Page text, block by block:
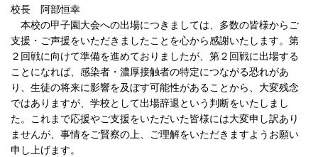
校長 阿部恒幸
本校の甲子園大会への出場につきましては、多数の皆様からご
支援・ご声援をいただきましたことを心から感謝いたします。第
２回戦に向けて準備を進めておりましたが、第２回戦に出場する
ことになれば、感染者・濃厚接触者の特定につながる恐れがあ
り、生徒の将来に影響を及ぼす可能性があることから、大変残念
ではありますが、学校として出場辞退という判断をいたしまし
た。これまで応援やご支援をいただいた皆様には大変申し訳あり
ませんが、事情をご賢察の上、ご理解をいただきますようお願い
申し上げます。